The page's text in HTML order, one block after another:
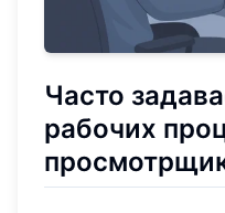
Часто
рабочих